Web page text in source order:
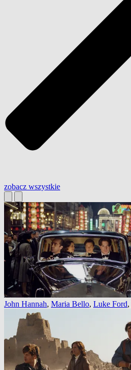
zobacz wszystkie
John Hannah, Maria Bello, Luke Ford,